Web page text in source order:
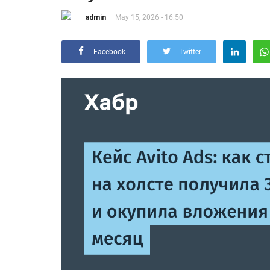
admin May 15, 2026 - 16:50
Facebook Twitter